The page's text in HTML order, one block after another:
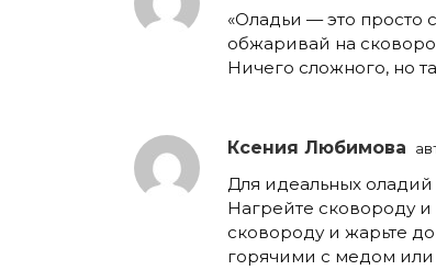
«Оладьи — это просто
обжаривай на
Ничего сложного, но
Ксения Любимова
Для идеальных
Нагрейте сковороду и
сковороду и жарьте
горячими с медом или